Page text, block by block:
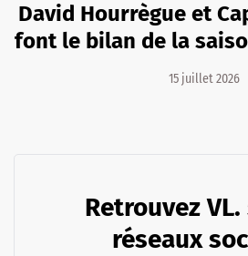
David Hourrègue et
font le bilan de la
15 juillet 2026
Retrouvez
réseaux